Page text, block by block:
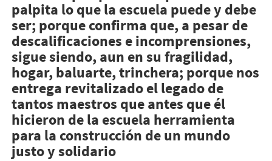
palpita lo que la escuela puede y debe
ser; porque confirma que, a pesar de
descalificaciones e incomprensiones,
sigue siendo, aun en su fragilidad,
hogar, baluarte, trinchera; porque nos
entrega revitalizado el legado de
tantos maestros que antes que él
hicieron de la escuela herramienta
para la construcción de un mundo
justo y solidario